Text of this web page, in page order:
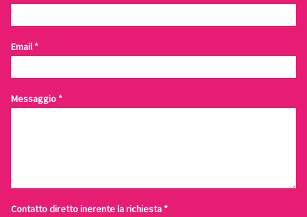
Email*
Messaggio*
Contatto diretto inerente la richiesta*